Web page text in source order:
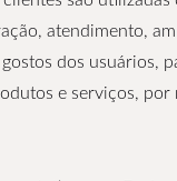
atendimento,
dos
e serviços,